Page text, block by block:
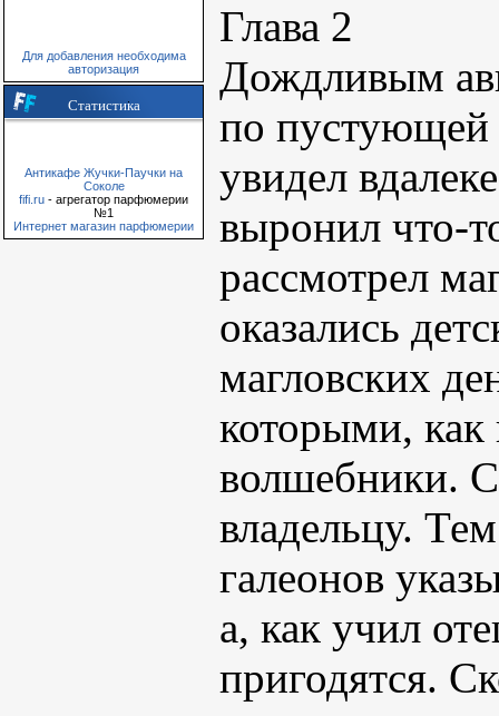
Для добавления необходима
авторизация
Статистика
Антикафе Жучки-Паучки на
Соколе
fifi.ru - агрегатор парфюмерии
№1
Интернет магазин парфюмерии
Глава 2
Дождливым
по пустующей
увидел
выронил что-
рассмотрел
оказались
магловских
которыми, как
волшебники.
владельцу.
галеонов
а, как учил
пригодятся.